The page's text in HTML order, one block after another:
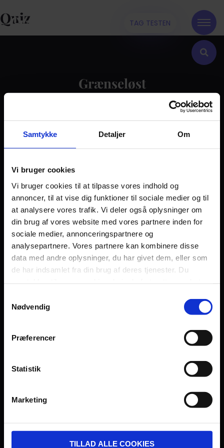
Samtykke Detaljer Om
Vi bruger cookies
Vi bruger cookies til at tilpasse vores indhold og
annoncer, til at vise dig funktioner til sociale medier og til
at analysere vores trafik. Vi deler også oplysninger om
din brug af vores website med vores partnere inden for
sociale medier, annonceringspartnere og
analysepartnere. Vores partnere kan kombinere disse
data med andre oplysninger, du har givet dem, eller som
de har indsamlet fra din brug af deres tjenester. Du
Nødvendig
Præferencer
Statistik
Marketing
TILLAD ALLE COOKIES
TAG TESTEN
Quiz
Grænseløst
Kontakt
Dilemma
Stories & Viden
Pårørende
Find støtte
Om os
Persondatapolitik
Fagområde